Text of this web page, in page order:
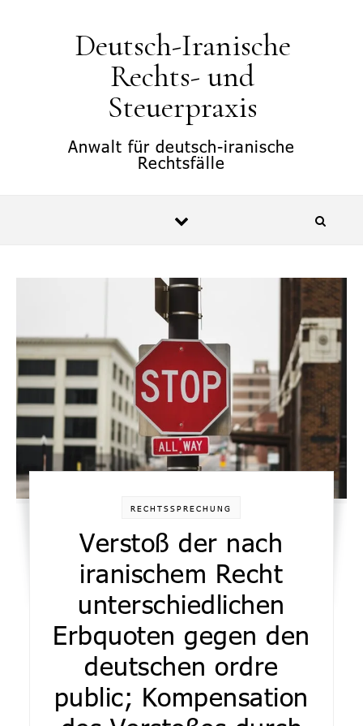
Deutsch-Iranische
Rechts- und
Steuerpraxis
Anwalt für deutsch-iranische
Rechtsfälle
RECHTSSPRECHUNG
Verstoß der nach
iranischem Recht
unterschiedlichen
Erbquoten gegen den
deutschen ordre
public; Kompensation